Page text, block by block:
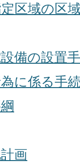
区域の区
備の設置
に係る手
画